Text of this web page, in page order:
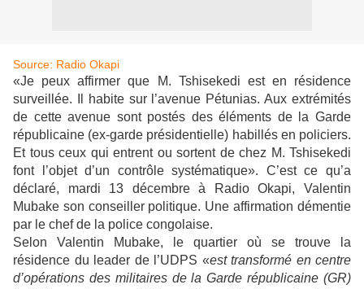
Source: Radio Okapi
«Je peux affirmer que M. Tshisekedi est en résidence
surveillée. Il habite sur l’avenue Pétunias. Aux extrémités
de cette avenue sont postés des éléments de la Garde
républicaine (ex-garde présidentielle) habillés en policiers.
Et tous ceux qui entrent ou sortent de chez M. Tshisekedi
font l’objet d’un contrôle systématique». C’est ce qu’a
déclaré, mardi 13 décembre à Radio Okapi, Valentin
Mubake son conseiller politique. Une affirmation démentie
par le chef de la police congolaise.
Selon Valentin Mubake, le quartier où se trouve la
résidence du leader de l’UDPS «est transformé en centre
d’opérations des militaires de la Garde républicaine (GR)